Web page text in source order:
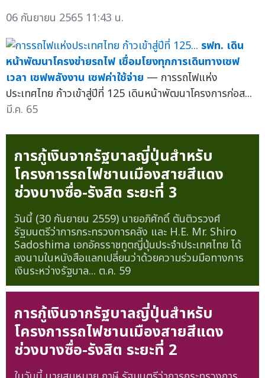
06 กันยายน 2565 11:43 น.
รฟท. เดิน
หน้าพัฒนาโครงข่ายรถไฟ เชื่อมโยงทุกการเดินทางเซฟ
เวลา เซฟพลังงาน เซฟค่าใช้จ่าย — การรถไฟแห่ง
ประเทศไทย ก้าวเข้าสู่ปีที่ 125 เดินหน้าพัฒนาโครงการก่อส...
มี.ค. 65
การกู้เงินจากรัฐบาลญี่ปุ่นสำหรับ
โครงการรถไฟชานเมืองสายสีแดง
ช่วงบางซื่อ-รังสิต ระยะที่ 3
วันนี้ (30 กันยายน 2559) นายอภิศักดิ์ ตันติวรวงศ์
รัฐมนตรีว่าการกระทรวงการคลัง และ H.E. Mr. Shiro
Sadoshima เอกอัครราชทูตญี่ปุ่นประจำประเทศไทย ได้
ลงนามในหนังสือแลกเปลี่ยนว่าด้วยความร่วมมือทางการ
เงินระหว่างรัฐบาล... ต.ค. 59
การกู้เงินจากรัฐบาลญี่ปุ่นสำหรับ
โครงการรถไฟชานเมืองสายสีแดง
ช่วงบางซื่อ-รังสิต ระยะที่ 2